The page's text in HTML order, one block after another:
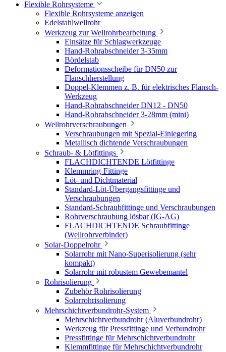
Flexible Rohrsysteme
Flexible Rohrsysteme anzeigen
Edelstahlwellrohr
Werkzeug zur Wellrohrbearbeitung
Einsätze für Schlagwerkzeuge
Hand-Rohrabschneider 3-35mm
Bördelstab
Deformationsscheibe für DN50 zur
Flanschherstellung
Doppel-Klemmen z. B. für elektrisches Flansch-
Werkzeug
Hand-Rohrabschneider DN12 - DN50
Hand-Rohrabschneider 3-28mm (mini)
Wellrohrverschraubungen
Verschraubungen mit Spezial-Einlegering
Metallisch dichtende Verschraubungen
Schraub- & Lötfittings
FLACHDICHTENDE Lötfittinge
Klemmring-Fittinge
Löt- und Dichtmaterial
Standard-Löt-Übergangsfittinge und
Verschraubungen
Standard-Schraubfittinge und Verschraubungen
Rohrverschraubung lösbar (IG-AG)
FLACHDICHTENDE Schraubfittinge
(Wellrohrverbinder)
Solar-Doppelrohr
Solarrohr mit Nano-Superisolierung (sehr
kompakt)
Solarrohr mit robustem Gewebemantel
Rohrisolierung
Zubehör Rohrisolierung
Solarrohrisolierung
Mehrschichtverbundrohr-System
Mehrschichtverbundrohr (Aluverbundrohr)
Werkzeug für Pressfittinge und Verbundrohr
Pressfittinge für Mehrschichtverbundrohr
Klemmfittinge für Mehrschichtverbundrohr